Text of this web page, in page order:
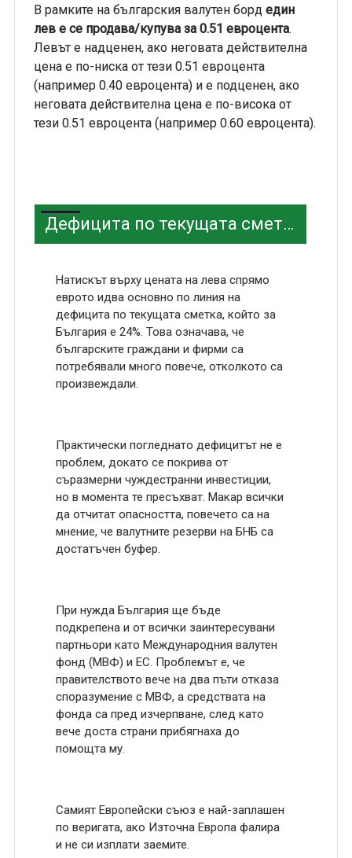
В рамките на българския валутен борд един
лев е се продава/купува за 0.51 евроцента.
Левът е надценен, ако неговата действителна
цена е по-ниска от тези 0.51 евроцента
(например 0.40 евроцента) и е подценен, ако
неговата действителна цена е по-висока от
тези 0.51 евроцента (например 0.60 евроцента).
Дефицита по текущата сметка или натиска върху лева
Натискът върху цената на лева спрямо
еврото идва основно по линия на
дефицита по текущата сметка, който за
България е 24%. Това означава, че
българските граждани и фирми са
потребявали много повече, отколкото са
произвеждали.
Практически погледнато дефицитът не е
проблем, докато се покрива от
съразмерни чуждестранни инвестиции,
но в момента те пресъхват. Макар всички
да отчитат опасността, повечето са на
мнение, че валутните резерви на БНБ са
достатъчен буфер.
При нужда България ще бъде
подкрепена и от всички заинтересувани
партньори като Международния валутен
фонд (МВФ) и ЕС. Проблемът е, че
правителството вече на два пъти отказа
споразумение с МВФ, а средствата на
фонда са пред изчерпване, след като
вече доста страни прибягнаха до
помощта му.
Самият Европейски съюз е най-заплашен
по веригата, ако Източна Европа фалира
и не си изплати заемите.